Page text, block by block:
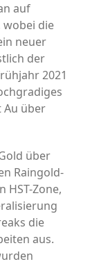
auf
wobei die
neuer
der
2021
Au über
über
Raingold-
HST-Zone,
die
aus.